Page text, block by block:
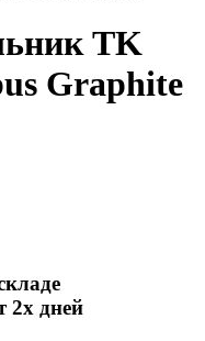
TK
Graphite
2х дней